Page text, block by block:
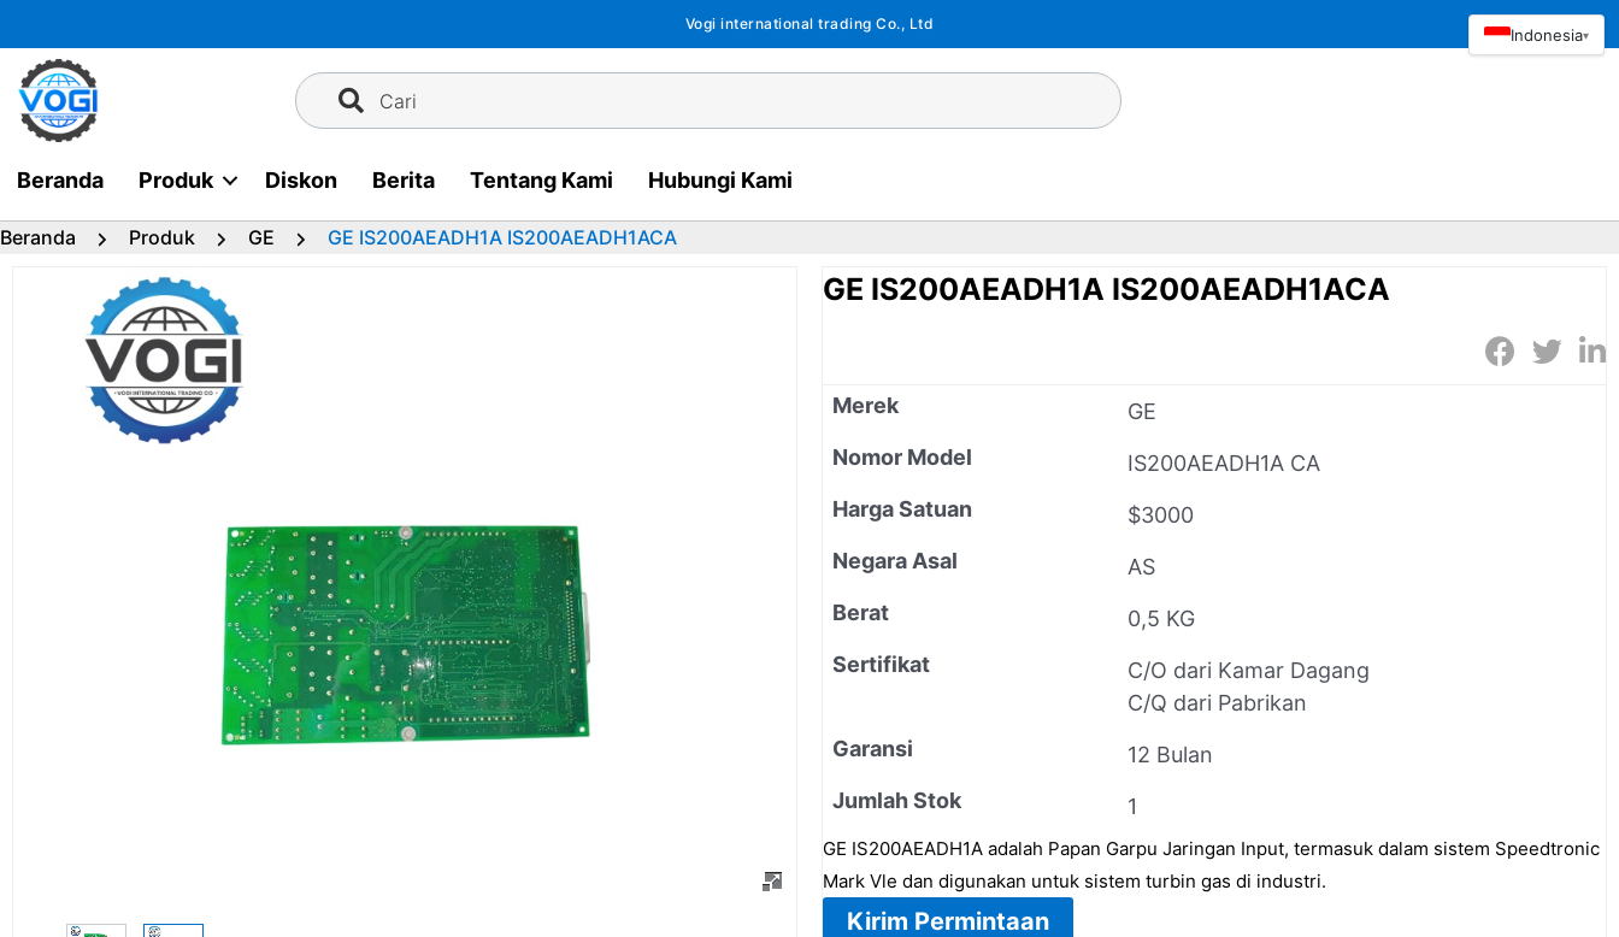
ke
konten
Vogi international trading Co., Ltd
Cari
Beranda Produk Diskon Berita Tentang Kami Hubungi Kami
Beranda Produk GE GE IS200AEADH1A IS200AEADH1ACA
GE IS200AEADH1A IS200AEADH1ACA
Merek
GE
Nomor Model
IS200AEADH1A CA
Harga Satuan
$3000
Negara Asal
AS
Berat
0,5 KG
Sertifikat
C/O dari Kamar Dagang
C/Q dari Pabrikan
Garansi
12 Bulan
Jumlah Stok
1
GE IS200AEADH1A adalah Papan Garpu Jaringan Input, termasuk dalam sistem Speedtronic
Mark Vle dan digunakan untuk sistem turbin gas di industri.
Kirim Permintaan
Indonesia▾